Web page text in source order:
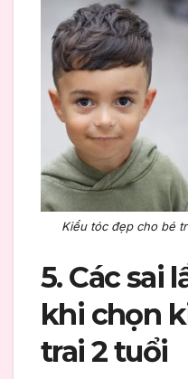
Kiểu tóc đẹp cho bé
5. Các sai
khi chọn
trai 2 tuổi